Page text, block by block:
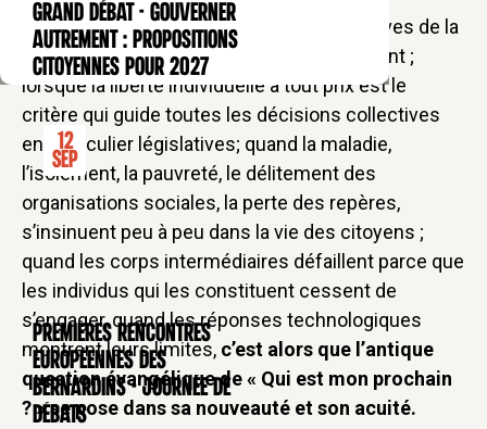
CONFÉRENCE
GRAND DÉBAT - Gouverner
autrement : propositions
citoyennes pour 2027
CONFÉRENCE
12
Sep
Premières rencontres
européennes des
Bernardins - Journée de
débats
Lorsque les structures sociales constitutives de la
société trouvent leurs limites et se fissurent ;
lorsque la liberté individuelle à tout prix est le
critère qui guide toutes les décisions collectives
en particulier législatives; quand la maladie,
l’isolement, la pauvreté, le délitement des
organisations sociales, la perte des repères,
s’insinuent peu à peu dans la vie des citoyens ;
quand les corps intermédiaires défaillent parce que
les individus qui les constituent cessent de
s’engager, quand les réponses technologiques
montrent leurs limites, c’est alors que l’antique
question évangélique de « Qui est mon prochain
? » se pose dans sa nouveauté et son acuité.